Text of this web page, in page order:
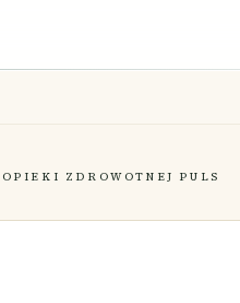
ZDROWOTNEJ PULS